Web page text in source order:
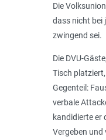
Die
dass nicht bei
zwingend sei.
Die DVU-
Tisch
Gegenteil:
verbale
kandidierte er
Vergeben und